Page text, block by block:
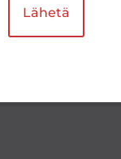
Lähetä